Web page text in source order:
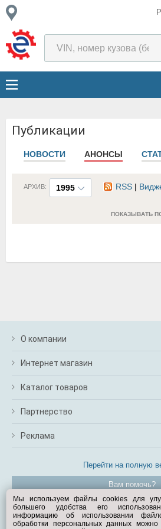
Публикации
НОВОСТИ АНОНСЫ
1995
АРХИВ: RSS |
ПОКАЗЫВАТЬ
О компании
Интернет магазин
Каталог товаров
Партнерство
Реклама
Перейти на полную
Вам помочь?
© Exist.ru
Мы используем файлы cookies для
большего удобства его
информацию об использовании
обработки персональных данных